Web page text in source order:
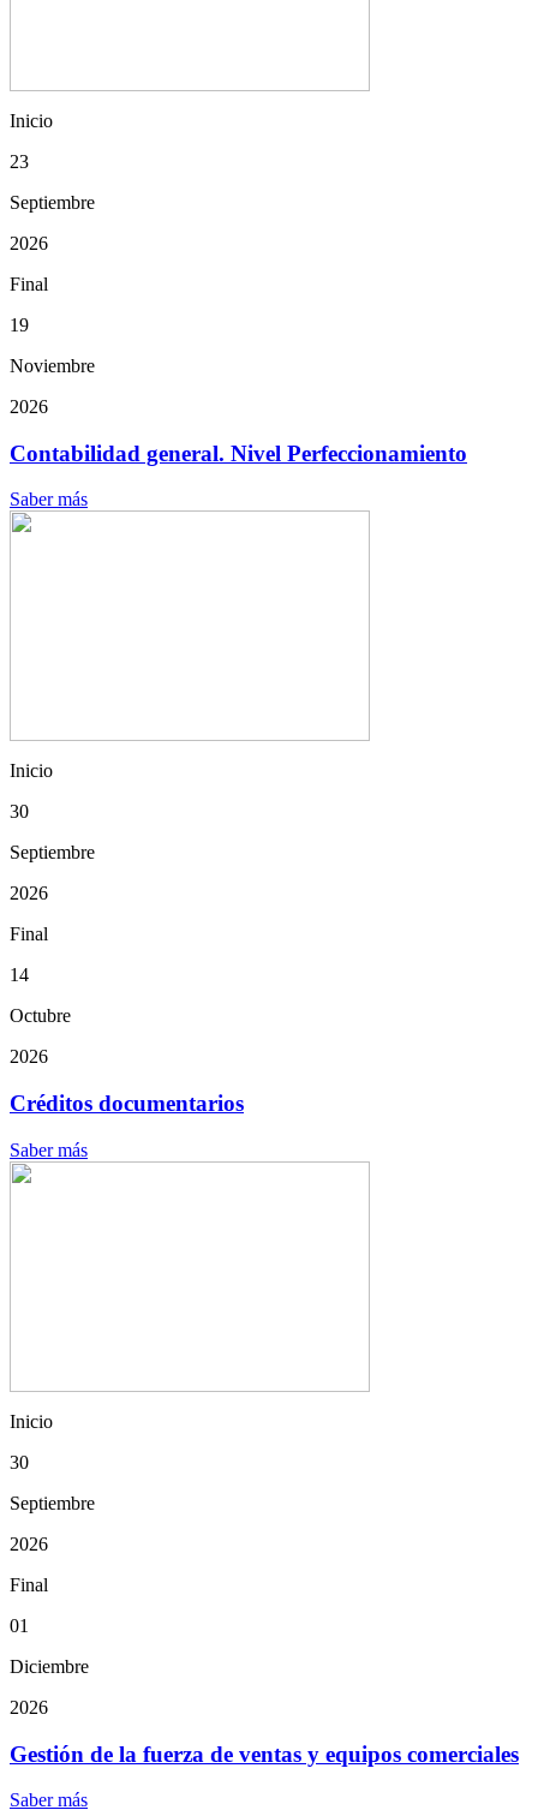
Inicio
23
Septiembre
2026
Final
19
Noviembre
2026
Contabilidad general. Nivel Perfeccionamiento
Saber más
Inicio
30
Septiembre
2026
Final
14
Octubre
2026
Créditos documentarios
Saber más
Inicio
30
Septiembre
2026
Final
01
Diciembre
2026
Gestión de la fuerza de ventas y equipos comerciales
Saber más